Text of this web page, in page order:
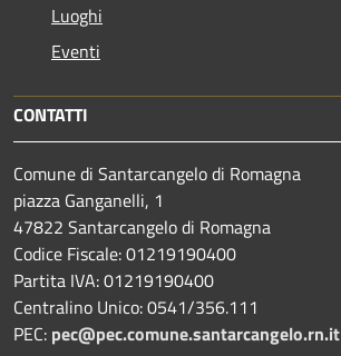
Luoghi
Eventi
CONTATTI
Comune di Santarcangelo di Romagna
piazza Ganganelli, 1
47822 Santarcangelo di Romagna
Codice Fiscale: 01219190400
Partita IVA: 01219190400
Centralino Unico: 0541/356.111
PEC: pec@pec.comune.santarcangelo.rn.it